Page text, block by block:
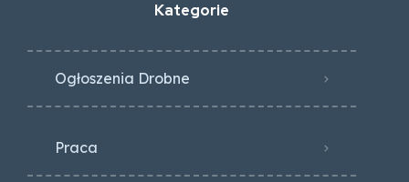
Kategorie
Ogłoszenia Drobne
Praca